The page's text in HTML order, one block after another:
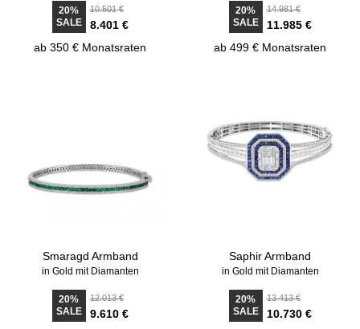
20%
SALE
10.501 €
8.401 €
ab 350 € Monatsraten
20%
SALE
14.981 €
11.985 €
ab 499 € Monatsraten
Smaragd Armband
in Gold mit Diamanten
20%
SALE
12.013 €
9.610 €
Saphir Armband
in Gold mit Diamanten
20%
SALE
13.413 €
10.730 €